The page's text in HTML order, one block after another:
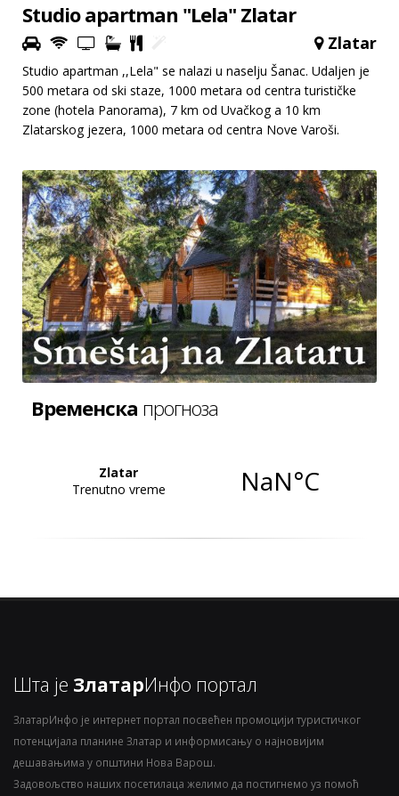
Studio apartman "Lela" Zlatar
Zlatar
Studio apartman ,,Lela" se nalazi u naselju Šanac. Udaljen je
500 metara od ski staze, 1000 metara od centra turističke
zone (hotela Panorama), 7 km od Uvačkog a 10 km
Zlatarskog jezera, 1000 metara od centra Nove Varoši.
Временска прогноза
Шта је ЗлатарИнфо портал
ЗлатарИнфо је интернет портал посвећен промоцији туристичког
потенцијала планине Златар и информисању о најновијим
дешавањима у општини Нова Варош.
Задовољство наших посетилаца желимо да постигнемо уз помоћ